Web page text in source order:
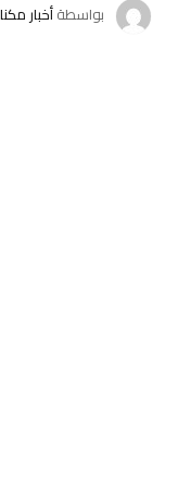
بواسطةأخبار